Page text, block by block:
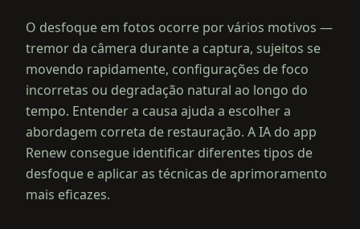
O desfoque em fotos ocorre por vários motivos —
tremor da câmera durante a captura, sujeitos se
movendo rapidamente, configurações de foco
incorretas ou degradação natural ao longo do
tempo. Entender a causa ajuda a escolher a
abordagem correta de restauração. A IA do app
Renew consegue identificar diferentes tipos de
desfoque e aplicar as técnicas de aprimoramento
mais eficazes.